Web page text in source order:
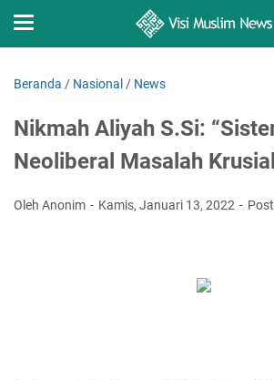
Beranda / Nasional / News
Nikmah Aliyah S.Si:
Neoliberal Masalah
Oleh Anonim Kamis, Januari 13, 2022